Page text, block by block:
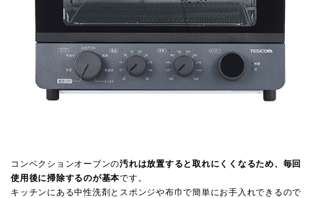
コンベクションオーブンの汚れは放置すると取れにくくなるため、毎回
使用後に掃除するのが基本です。
キッチンにある中性洗剤とスポンジや布巾で簡単にお手入れできるので